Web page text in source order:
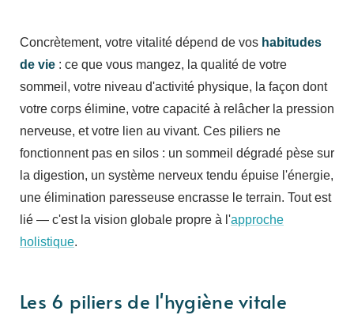
Concrètement, votre vitalité dépend de vos habitudes
de vie : ce que vous mangez, la qualité de votre
sommeil, votre niveau d'activité physique, la façon dont
votre corps élimine, votre capacité à relâcher la pression
nerveuse, et votre lien au vivant. Ces piliers ne
fonctionnent pas en silos : un sommeil dégradé pèse sur
la digestion, un système nerveux tendu épuise l'énergie,
une élimination paresseuse encrasse le terrain. Tout est
lié — c'est la vision globale propre à l'approche
holistique.
Les 6 piliers de l'hygiène vitale